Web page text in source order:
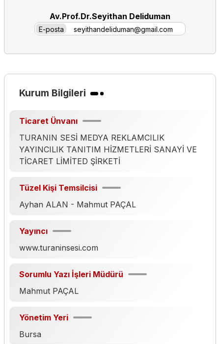
Av.Prof.Dr.Seyithan Deliduman
E-posta seyithandeliduman@gmail.com
Kurum Bilgileri
Ticaret Ünvanı
TURANIN SESİ MEDYA REKLAMCILIK
YAYINCILIK TANITIM HİZMETLERİ SANAYİ VE
TİCARET LİMİTED ŞİRKETİ
Tüzel Kişi Temsilcisi
Ayhan ALAN - Mahmut PAÇAL
Yayıncı
www.turaninsesi.com
Sorumlu Yazı İşleri Müdürü
Mahmut PAÇAL
Yönetim Yeri
Bursa